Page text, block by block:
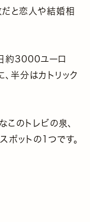
と恋人や結婚相
約3000ユーロ
半分はカトリック
このトレビの泉、
ットの1つです。